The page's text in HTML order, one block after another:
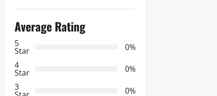
c
i
ó
n
Average Rating
5
Star
0%
4
Star
0%
3
0%